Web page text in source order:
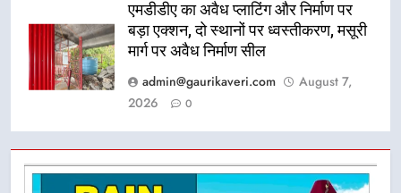
एमडीडीए का अवैध प्लाटिंग और निर्माण पर
बड़ा एक्शन, दो स्थानों पर ध्वस्तीकरण, मसूरी
मार्ग पर अवैध निर्माण सील
admin@gaurikaveri.com
August 7,
2026
0